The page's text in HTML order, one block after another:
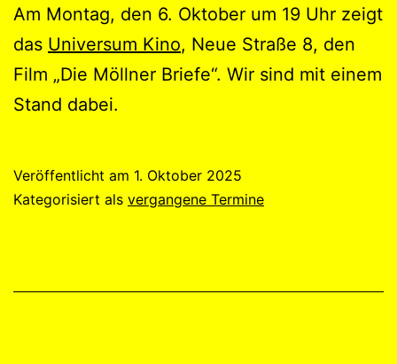
Am Montag, den 6. Oktober um 19 Uhr zeigt
das Universum Kino, Neue Straße 8, den
Film „Die Möllner Briefe“. Wir sind mit einem
Stand dabei.
Veröffentlicht am 1. Oktober 2025
Kategorisiert als vergangene Termine